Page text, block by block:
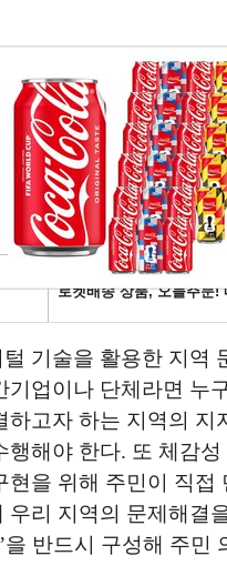
기술을 활용한 지역
기업이나 단체라면 누
하고자 하는 지역의 지
행해야 한다. 또 체감성
현을 위해 주민이 직접
우리 지역의 문제해결
을 반드시 구성해 주민